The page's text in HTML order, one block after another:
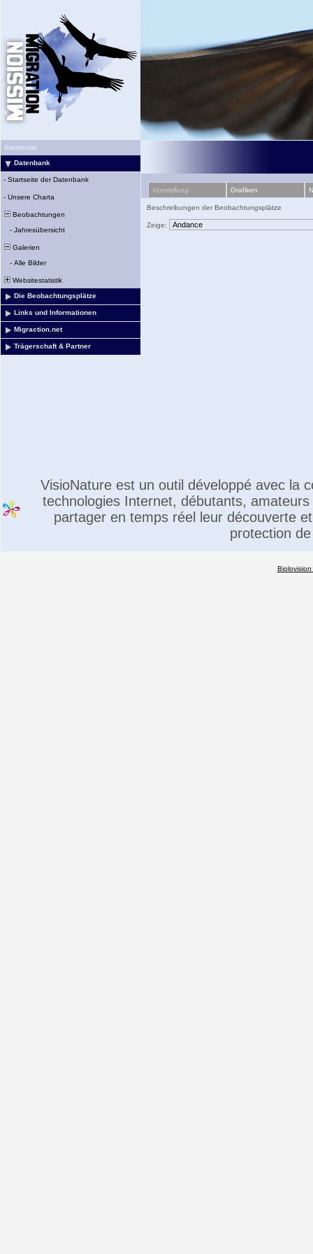
Startseite
Datenbank
- Startseite der Datenbank
- Unsere Charta
Beobachtungen
- Jahresübersicht
Galerien
- Alle Bilder
Websitestatistik
Die Beobachtungsplätze
Links und Informationen
Migraction.net
Trägerschaft & Partner
Vorstellung Grafiken
Beschreibungen der Beobachtungsplätze
Zeige:
VisioNature est un outil développé avec la
technologies Internet, débutants,
partager en temps réel leur découverte
protection
Biolovision